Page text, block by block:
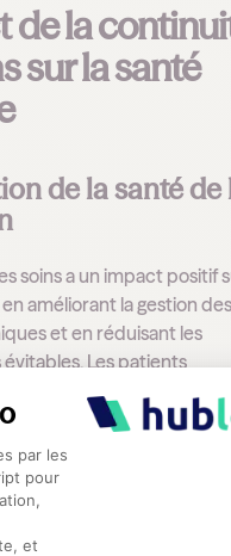
du
par les
pour
et
de la
sur la santé
de la santé de
soins a un impact positif
améliorant la gestion
et en réduisant les
Les patients
suivi régulier et d'une
ce qui permet de
d'améliorer les résultats